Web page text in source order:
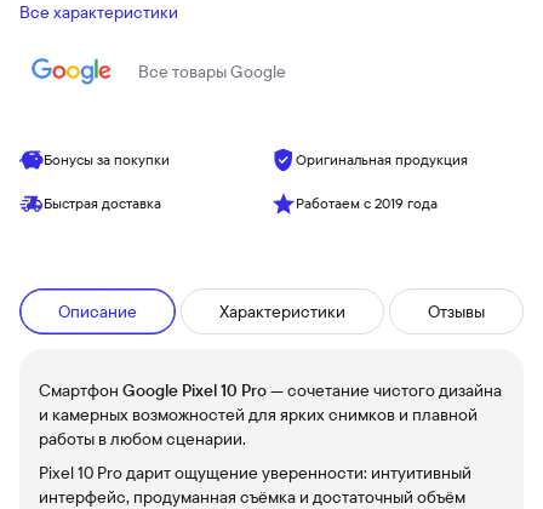
Все характеристики
Все товарыGoogle
Бонусы за покупки Оригинальная продукция
Быстрая доставка Работаем с 2019 года
Описание Характеристики Отзывы
Смартфон Google Pixel 10 Pro— сочетание чистого дизайна
и камерных возможностей для ярких снимков и плавной
работы в любом сценарии.
Pixel 10 Pro дарит ощущение уверенности: интуитивный
интерфейс, продуманная съёмка и достаточный объём